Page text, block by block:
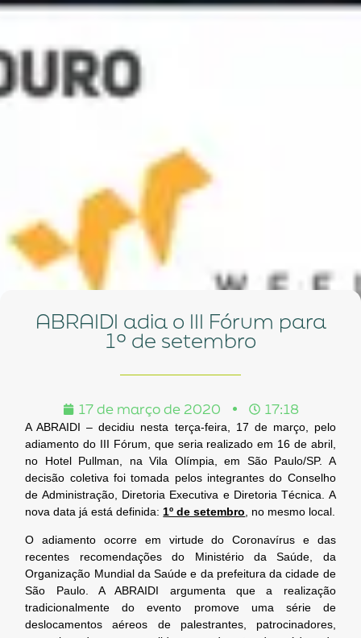
ABRAIDI adia o III Fórum para
1º de setembro
17 de março de 2020 17:18
A ABRAIDI – decidiu nesta terça-feira, 17 de março, pelo
adiamento do III Fórum, que seria realizado em 16 de abril,
no Hotel Pullman, na Vila Olímpia, em São Paulo/SP. A
decisão coletiva foi tomada pelos integrantes do Conselho
de Administração, Diretoria Executiva e Diretoria Técnica. A
nova data já está definida: 1º de setembro , no mesmo local.
O adiamento ocorre em virtude do Coronavírus e das
recentes recomendações do Ministério da Saúde, da
Organização Mundial da Saúde e da prefeitura da cidade de
São Paulo. A ABRAIDI argumenta que a realização
tradicionalmente do evento promove uma série de
deslocamentos aéreos de palestrantes, patrocinadores,